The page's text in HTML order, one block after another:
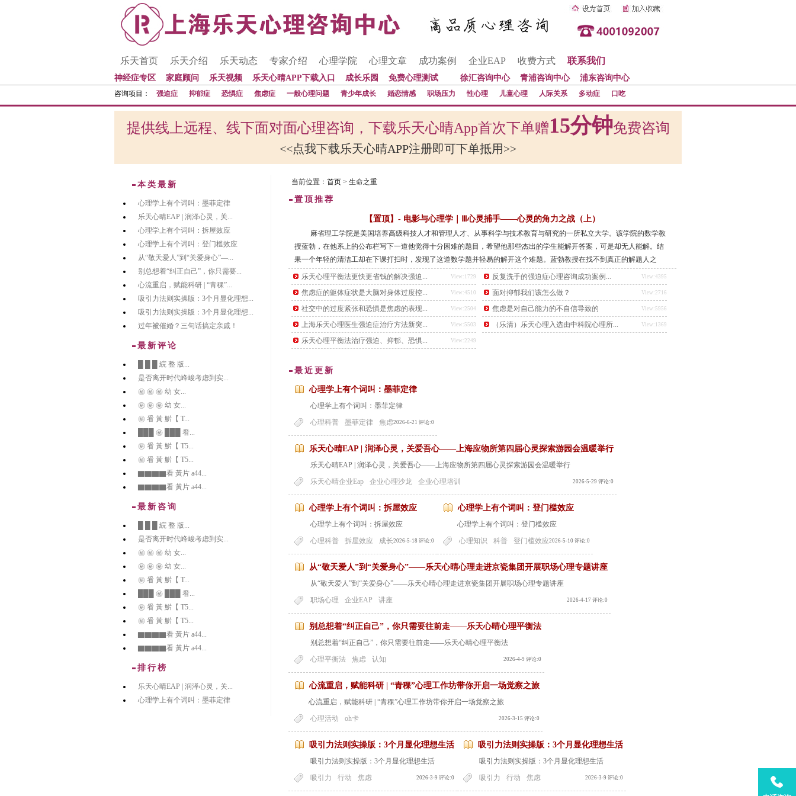
乐天首页 乐天介绍 乐天动态 专家介绍 心理学院 心理文章 成功案例 企业EAP 收费方式 联系我们
神经症专区 家庭顾问 乐天视频 乐天心晴APP下载入口 成长乐园 免费心理测试 徐汇咨询中心 青浦咨询中心 浦东咨询中心
咨询项目： 强迫症 抑郁症 恐惧症 焦虑症 一般心理问题 青少年成长 婚恋情感 职场压力 性心理 儿童心理 人际关系 多动症 口吃
提供线上远程、线下面对面心理咨询，下载乐天心晴App首次下单赠15分钟免费咨询
<<点我下载乐天心晴APP注册即可下单抵用>>
当前位置： 首页 > 生命之重
置顶推荐
【置顶】- 电影与心理学｜Ⅲ心灵捕手——心灵的角力之战（上）
麻省理工学院是美国培养高级科技人才和管理人才、从事科学与技术教育与研究的一所私立大学。该学院的数学教
授蓝勃，在他系上的公布栏写下一道他觉得十分困难的题目，希望他那些杰出的学生能解开答案，可是却无人能解。结
果一个年轻的清洁工却在下课打扫时，发现了这道数学题并轻易的解开这个难题。蓝勃教授在找不到真正的解题人之
后，又下了另一道更难的题目，要找出这个数学天才。
...
View:1729
乐天心理平衡法更快更省钱的解决强迫... View:4395
反复洗手的强迫症心理咨询成功案例...
View:4510
焦虑症的躯体症状是大脑对身体过度控... View:2716
面对抑郁我们该怎么做？
View:2504
社交中的过度紧张和恐惧是焦虑的表现... View:5956
焦虑是对自己能力的不自信导致的
View:5503
上海乐天心理医生强迫症治疗方法新突... View:1369
（乐清）乐天心理入选由中科院心理所...
View:2249
乐天心理平衡法治疗强迫、抑郁、恐惧...
最近更新
心理学上有个词叫：墨菲定律
心理学上有个词叫：墨菲定律
2026-6-21 评论:0
心理科普 墨菲定律 焦虑
乐天心晴EAP | 润泽心灵，关爱吾心——上海应物所第四届心灵探索游园会温暖举行
乐天心晴EAP | 润泽心灵，关爱吾心——上海应物所第四届心灵探索游园会温暖举行
2026-5-29 评论:0
乐天心晴企业Eap 企业心理沙龙 企业心理培训
心理学上有个词叫：拆屋效应
心理学上有个词叫：拆屋效应
2026-5-18 评论:0
心理科普 拆屋效应 成长
心理学上有个词叫：登门槛效应
心理学上有个词叫：登门槛效应
2026-5-10 评论:0
心理知识 科普 登门槛效应
从“敬天爱人”到“关爱身心”——乐天心晴心理走进京瓷集团开展职场心理专题讲座
从“敬天爱人”到“关爱身心”——乐天心晴心理走进京瓷集团开展职场心理专题讲座
2026-4-17 评论:0
职场心理 企业EAP 讲座
别总想着“纠正自己”，你只需要往前走——乐天心晴心理平衡法
别总想着“纠正自己”，你只需要往前走——乐天心晴心理平衡法
2026-4-9 评论:0
心理平衡法 焦虑 认知
心流重启，赋能科研 | “青稞”心理工作坊带你开启一场觉察之旅
心流重启，赋能科研 | “青稞”心理工作坊带你开启一场觉察之旅
2026-3-15 评论:0
心理活动 oh卡
吸引力法则实操版：3个月显化理想生活
吸引力法则实操版：3个月显化理想生活
2026-3-9 评论:0
吸引力 行动 焦虑
吸引力法则实操版：3个月显化理想生活
吸引力法则实操版：3个月显化理想生活
2026-3-9 评论:0
吸引力 行动 焦虑
本类最新
心理学上有个词叫：墨菲定律
乐天心晴EAP | 润泽心灵，关...
心理学上有个词叫：拆屋效应
心理学上有个词叫：登门槛效应
从“敬天爱人”到“关爱身心”—...
别总想着“纠正自己”，你只需要...
心流重启，赋能科研 | “青稞”...
吸引力法则实操版：3个月显化理想...
吸引力法则实操版：3个月显化理想...
过年被催婚？三句话搞定亲戚！
最新评论
█ █ █ 綄 整 版...
是否离开时代峰峻考虑到实...
㊙️ ㊙️ ㊙️ 幼 女...
㊙️ ㊙️ ㊙️ 幼 女...
㊙️ 㸔 黃 魸【 T...
███ ㊙️ ███ 㸔...
㊙️ 㸔 黃 魸【 T5...
㊙️ 㸔 黃 魸【 T5...
▇▇▇▇看 黃片 a44...
▇▇▇▇看 黃片 a44...
最新咨询
█ █ █ 綄 整 版...
是否离开时代峰峻考虑到实...
㊙️ ㊙️ ㊙️ 幼 女...
㊙️ ㊙️ ㊙️ 幼 女...
㊙️ 㸔 黃 魸【 T...
███ ㊙️ ███ 㸔...
㊙️ 㸔 黃 魸【 T5...
㊙️ 㸔 黃 魸【 T5...
▇▇▇▇看 黃片 a44...
▇▇▇▇看 黃片 a44...
排行榜
乐天心晴EAP | 润泽心灵，关...
心理学上有个词叫：墨菲定律